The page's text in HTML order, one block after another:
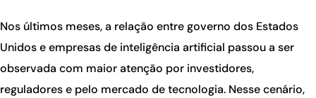
Nos últimos meses, a relação entre governo dos Estados
Unidos e empresas de inteligência artificial passou a ser
observada com maior atenção por investidores,
reguladores e pelo mercado de tecnologia. Nesse cenário,